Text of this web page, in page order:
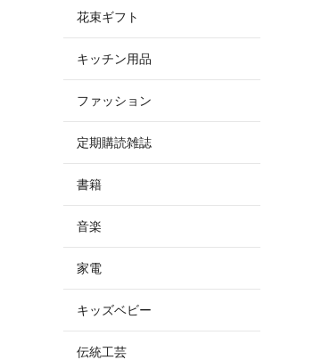
花束ギフト
キッチン用品
ファッション
定期購読雑誌
書籍
音楽
家電
キッズベビー
伝統工芸